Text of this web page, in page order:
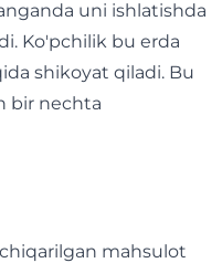
uni ishlatishda
Ko'pchilik bu erda
shikoyat qiladi. Bu
bir nechta
mahsulot